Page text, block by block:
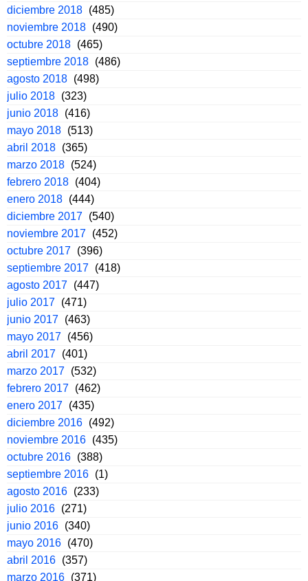
diciembre 2018 (485)
noviembre 2018 (490)
octubre 2018 (465)
septiembre 2018 (486)
agosto 2018 (498)
julio 2018 (323)
junio 2018 (416)
mayo 2018 (513)
abril 2018 (365)
marzo 2018 (524)
febrero 2018 (404)
enero 2018 (444)
diciembre 2017 (540)
noviembre 2017 (452)
octubre 2017 (396)
septiembre 2017 (418)
agosto 2017 (447)
julio 2017 (471)
junio 2017 (463)
mayo 2017 (456)
abril 2017 (401)
marzo 2017 (532)
febrero 2017 (462)
enero 2017 (435)
diciembre 2016 (492)
noviembre 2016 (435)
octubre 2016 (388)
septiembre 2016 (1)
agosto 2016 (233)
julio 2016 (271)
junio 2016 (340)
mayo 2016 (470)
abril 2016 (357)
marzo 2016 (371)